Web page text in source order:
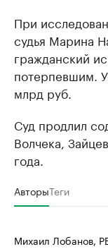
При
судья Марина
гражданский
потерпевшим.
млрд руб.
Суд продлил
Волчека,
года.
АвторыТеги
Михаил Лобанов,